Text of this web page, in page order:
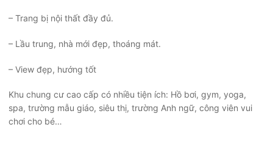
– Trang bị nội thất đầy đủ.
– Lầu trung, nhà mới đẹp, thoáng mát.
– View đẹp, hướng tốt
Khu chung cư cao cấp có nhiều tiện ích: Hồ bơi, gym, yoga,
spa, trường mẫu giáo, siêu thị, trường Anh ngữ, công viên vui
chơi cho bé…